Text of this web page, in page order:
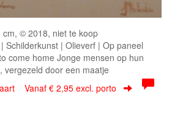
cm, © 2018, niet te koop
Schilderkunst | Olieverf | Op paneel
come home Jonge mensen op hun
vergezeld door een maatje
Vanaf € 2,95 excl. porto